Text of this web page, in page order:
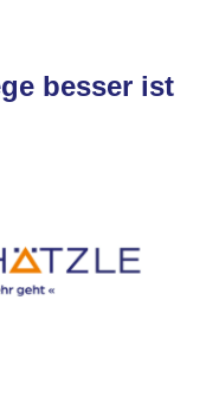
besser ist